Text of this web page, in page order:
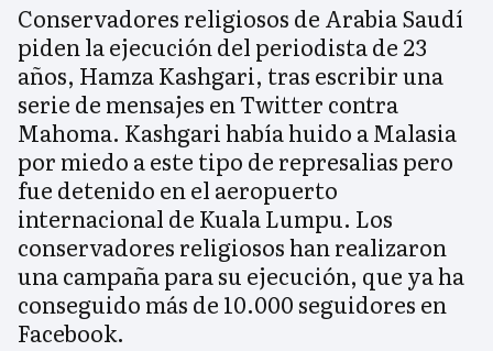
Conservadores religiosos de Arabia Saudí
piden la ejecución del periodista de 23
años, Hamza Kashgari, tras escribir una
serie de mensajes en Twitter contra
Mahoma. Kashgari había huido a Malasia
por miedo a este tipo de represalias pero
fue detenido en el aeropuerto
internacional de Kuala Lumpu. Los
conservadores religiosos han realizaron
una campaña para su ejecución, que ya ha
conseguido más de 10.000 seguidores en
Facebook.